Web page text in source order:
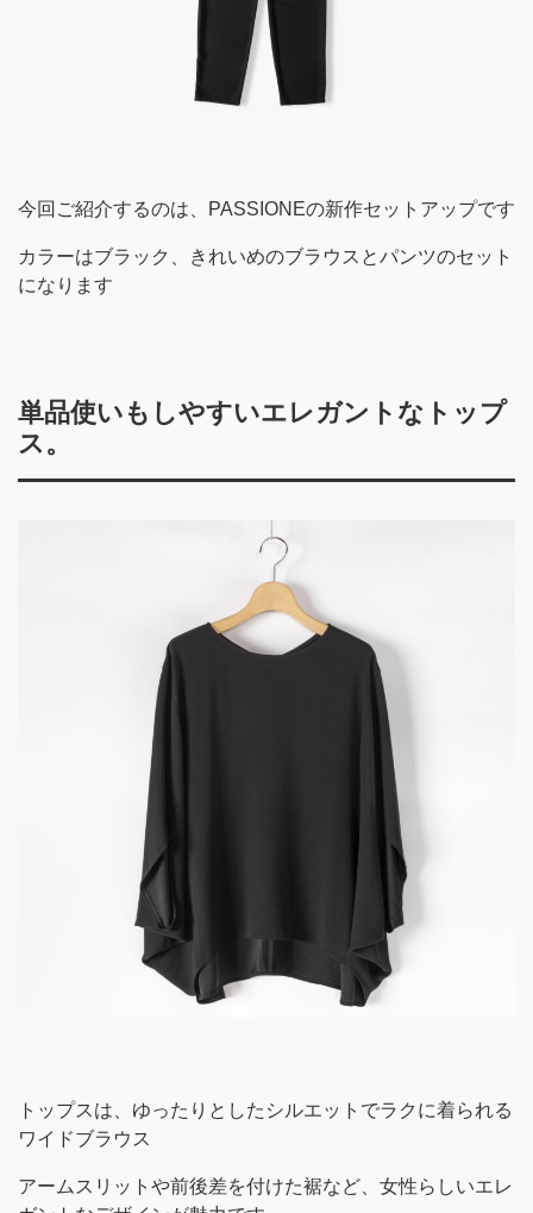
今回ご紹介するのは、PASSIONEの新作セットアップです
カラーはブラック、きれいめのブラウスとパンツのセット
になります
単品使いもしやすいエレガントなトップ
ス。
トップスは、ゆったりとしたシルエットでラクに着られる
ワイドブラウス
アームスリットや前後差を付けた裾など、女性らしいエレ